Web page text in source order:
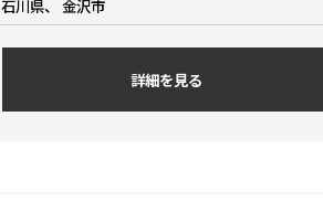
石川県、 金沢市
詳細を見る